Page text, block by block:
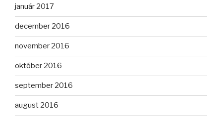
január 2017
december 2016
november 2016
október 2016
september 2016
august 2016